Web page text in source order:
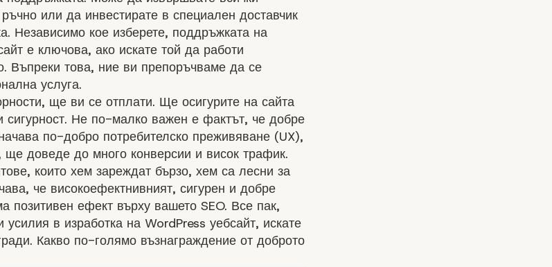
или да инвестирате в специален доставчик
Независимо кое изберете, поддръжката на
е ключова, ако искате той да работи
Въпреки това, ние ви препоръчваме да се
услуга.
ще ви се отплати. Ще осигурите на сайта
сигурност. Не по-малко важен е фактът, че добре
по-добро потребителско преживяване (UX),
ще доведе до много конверсии и висок трафик.
които хем зареждат бързо, хем са лесни за
че високоефектнивният, сигурен и добре
позитивен ефект върху вашето SEO. Все пак,
усилия в изработка на WordPress уебсайт, искате
Какво по-голямо възнаграждение от доброто